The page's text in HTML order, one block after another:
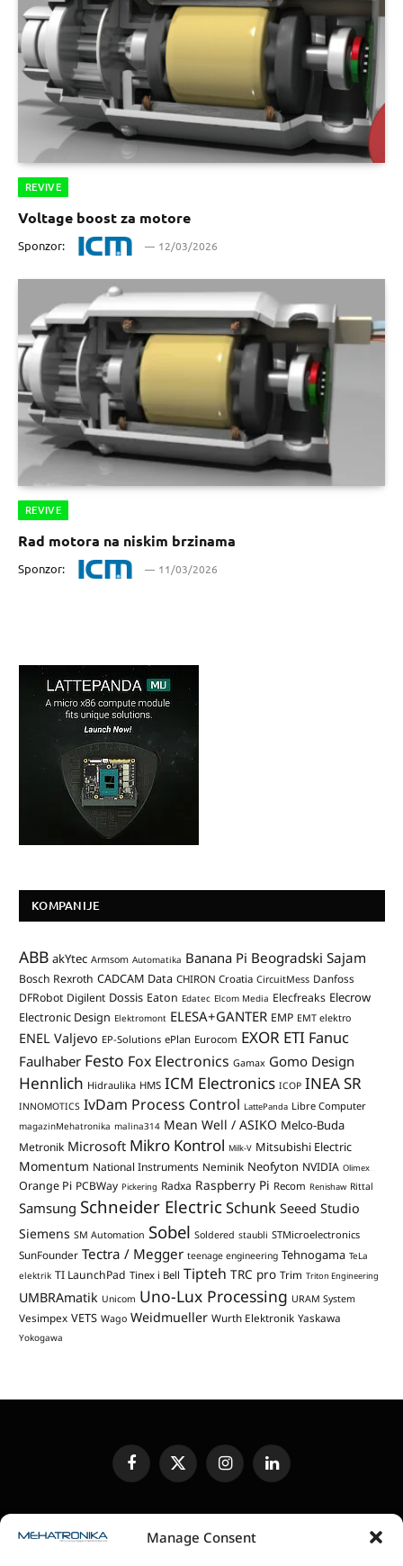
Manage Consent
REVIVE
Voltage boost za motore
Sponzor: 12/03/2026
REVIVE
Rad motora na niskim brzinama
Sponzor: 11/03/2026
KOMPANIJE
ABB akYtec Armsom Automatika Banana Pi Beogradski Sajam
Bosch Rexroth CADCAM Data CHIRON Croatia CircuitMess Danfoss
DFRobot Digilent Dossis Eaton Edatec Elcom Media Elecfreaks Elecrow
Electronic Design Elektromont ELESA+GANTER EMP EMT elektro
ENEL Valjevo EP-Solutions ePlan Eurocom EXOR ETI Fanuc
Faulhaber Festo Fox Electronics Gamax Gomo Design
Hennlich Hidraulika HMS ICM Electronics ICOP INEA SR
INNOMOTICS IvDam Process Control LattePanda Libre Computer
magazinMehatronika malina314 Mean Well / ASIKO Melco-Buda
Metronik Microsoft Mikro Kontrol Milk-V Mitsubishi Electric
Momentum National Instruments Neminik Neofyton NVIDIA Olimex
Orange Pi PCBWay Pickering Radxa Raspberry Pi Recom Renishaw Rittal
Samsung Schneider ElectricSchunk Seeed Studio
Siemens SM Automation Sobel Soldered staubli STMicroelectronics
SunFounder Tectra / Megger teenage engineering Tehnogama TeLa
elektrik TI LaunchPad Tinex i Bell Tipteh TRC pro Trim Triton Engineering
UMBRAmatik Unicom Uno-Lux Processing URAM System
Vesimpex VETS Wago Weidmueller Wurth Elektronik Yaskawa
Yokogawa
FacebookX
(Twitter)
InstagramLinkedIn
SLANJE JEDINICA ZA RECENZIJU